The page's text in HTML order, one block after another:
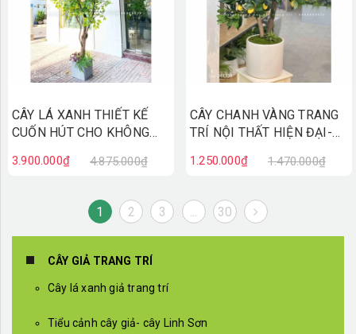
CÂY LÁ XANH THIẾT KẾ
CUỐN HÚT CHO KHÔNG
3.900.000₫ 4.875.000₫
CÂY CHANH VÀNG TRANG
TRÍ NỘI THẤT HIỆN ĐẠI-
1.250.000₫ 1.470.000₫
1 2 3 30
CÂY GIẢ TRANG TRÍ
Cây lá xanh giả trang trí
Tiểu cảnh cây giả- cây Linh Sơn